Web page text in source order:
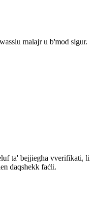
malajr u b'mod sigur.
ta' bejjiegħa vverifikati, li
daqshekk faċli.